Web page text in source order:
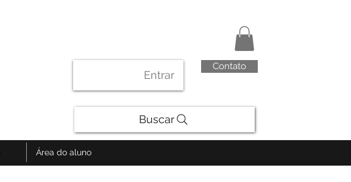
Entrar
Contato
Buscar
Área do aluno